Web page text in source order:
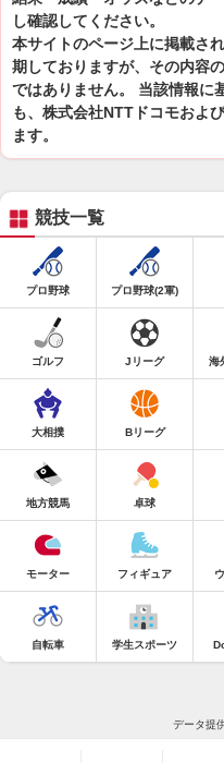
し確認してください。
本サイトのページ上に掲載さ
期しておりますが、その内容
ではありません。 当該情報に
も、株式会社NTTドコモおよ
ます。
競技一覧
プロ野球 プロ野球(2軍)
ゴルフ Jリーグ 海
大相撲 Bリーグ
地方競馬 卓球
モーター フィギュア
自転車 学生スポーツ
データ提